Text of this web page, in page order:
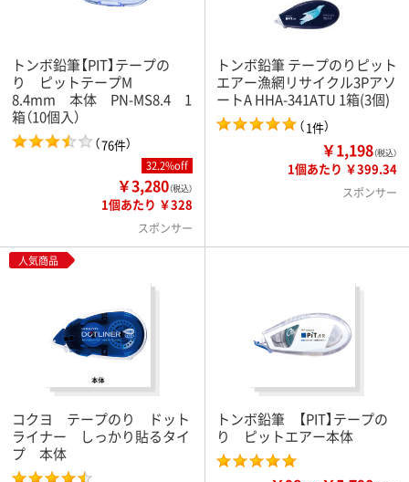
トンボ鉛筆【PIT】テープの
り ピットテープM
8.4mm 本体 PN-MS8.4 1
箱（10個入）
（76件）
32.2%off
￥3,280（税込）
1個あたり ￥328
スポンサー
トンボ鉛筆 テープのりピット
エアー漁網リサイクル3Pアソ
ートA HHA-341ATU 1箱(3個)
（1件）
￥1,198（税込）
1個あたり ￥399.34
スポンサー
人気商品
コクヨ テープのり ドット
ライナー しっかり貼るタイ
プ 本体
トンボ鉛筆 【PIT】テープの
り ピットエアー本体